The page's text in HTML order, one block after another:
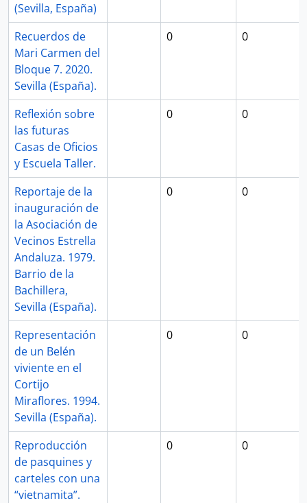
(Sevilla, España)
Recuerdos de
Mari Carmen del
Bloque 7. 2020.
Sevilla (España).
0 0
Reflexión sobre
las futuras
Casas de Oficios
y Escuela Taller.
0 0
Reportaje de la
inauguración de
la Asociación de
Vecinos Estrella
Andaluza. 1979.
Barrio de la
Bachillera,
Sevilla (España).
0 0
Representación
de un Belén
viviente en el
Cortijo
Miraflores. 1994.
Sevilla (España).
0 0
Reproducción
de pasquines y
carteles con una
“vietnamita”.
0 0